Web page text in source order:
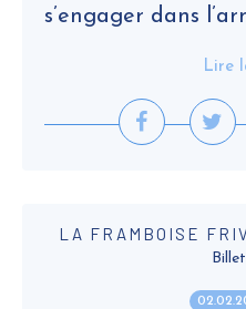
s’engager dans
Lire
LA FRAMBOISE